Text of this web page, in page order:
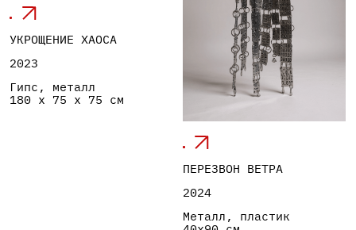
ЗАИНТЕРЕСОВАЛИ
МОИ РАБОТЫ, ИЛИ ВЫ
СОТРУДНИЧЕСТВО,
БУДУ РАДА ВАШЕМУ
СООБЩЕНИЮ. СВЯЖИТЕСЬ
СО МНОЙ УДОБНЫМ ДЛЯ
ВАС СПОСОБОМ: